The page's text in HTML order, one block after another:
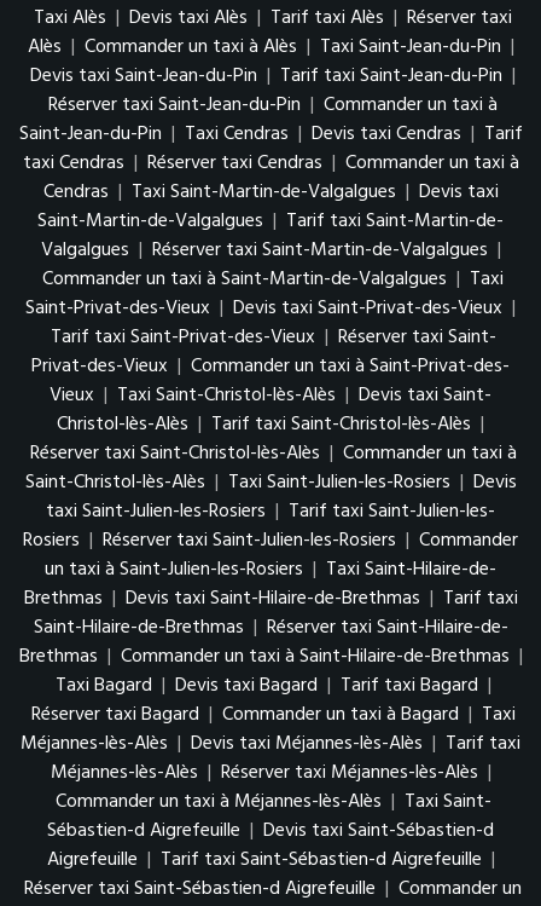
Taxi Alès | Devis taxi Alès | Tarif taxi Alès | Réserver taxi
Alès | Commander un taxi à Alès | Taxi Saint-Jean-du-Pin |
Devis taxi Saint-Jean-du-Pin | Tarif taxi Saint-Jean-du-Pin |
Réserver taxi Saint-Jean-du-Pin | Commander un taxi à
Saint-Jean-du-Pin | Taxi Cendras | Devis taxi Cendras | Tarif
taxi Cendras | Réserver taxi Cendras | Commander un taxi à
Cendras | Taxi Saint-Martin-de-Valgalgues | Devis taxi
Saint-Martin-de-Valgalgues | Tarif taxi Saint-Martin-de-
Valgalgues | Réserver taxi Saint-Martin-de-Valgalgues |
Commander un taxi à Saint-Martin-de-Valgalgues | Taxi
Saint-Privat-des-Vieux | Devis taxi Saint-Privat-des-Vieux |
Tarif taxi Saint-Privat-des-Vieux | Réserver taxi Saint-
Privat-des-Vieux | Commander un taxi à Saint-Privat-des-
Vieux | Taxi Saint-Christol-lès-Alès | Devis taxi Saint-
Christol-lès-Alès | Tarif taxi Saint-Christol-lès-Alès |
Réserver taxi Saint-Christol-lès-Alès | Commander un taxi à
Saint-Christol-lès-Alès | Taxi Saint-Julien-les-Rosiers | Devis
taxi Saint-Julien-les-Rosiers | Tarif taxi Saint-Julien-les-
Rosiers | Réserver taxi Saint-Julien-les-Rosiers | Commander
un taxi à Saint-Julien-les-Rosiers | Taxi Saint-Hilaire-de-
Brethmas | Devis taxi Saint-Hilaire-de-Brethmas | Tarif taxi
Saint-Hilaire-de-Brethmas | Réserver taxi Saint-Hilaire-de-
Brethmas | Commander un taxi à Saint-Hilaire-de-Brethmas |
Taxi Bagard | Devis taxi Bagard | Tarif taxi Bagard |
Réserver taxi Bagard | Commander un taxi à Bagard | Taxi
Méjannes-lès-Alès | Devis taxi Méjannes-lès-Alès | Tarif taxi
Méjannes-lès-Alès | Réserver taxi Méjannes-lès-Alès |
Commander un taxi à Méjannes-lès-Alès | Taxi Saint-
Sébastien-d Aigrefeuille | Devis taxi Saint-Sébastien-d
Aigrefeuille | Tarif taxi Saint-Sébastien-d Aigrefeuille |
Réserver taxi Saint-Sébastien-d Aigrefeuille | Commander un